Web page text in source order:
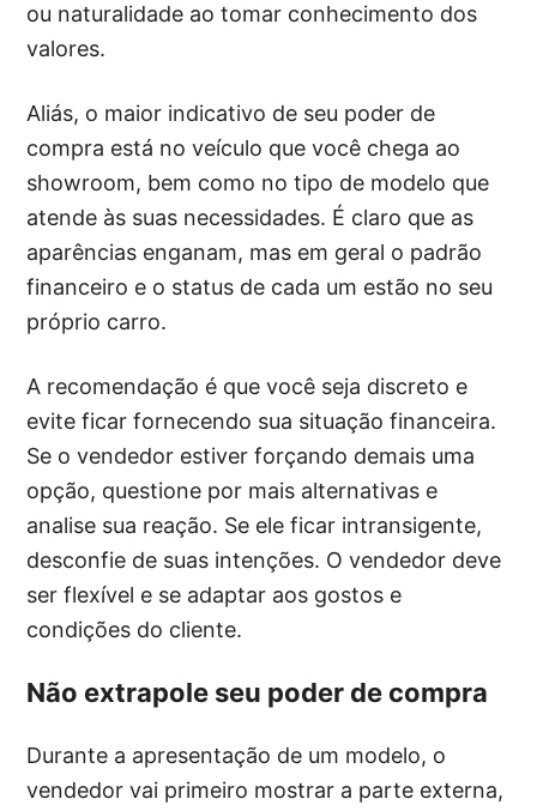
ou naturalidade ao tomar conhecimento dos
valores.
Aliás, o maior indicativo de seu poder de
compra está no veículo que você chega ao
showroom, bem como no tipo de modelo que
atende às suas necessidades. É claro que as
aparências enganam, mas em geral o padrão
financeiro e o status de cada um estão no seu
próprio carro.
A recomendação é que você seja discreto e
evite ficar fornecendo sua situação financeira.
Se o vendedor estiver forçando demais uma
opção, questione por mais alternativas e
analise sua reação. Se ele ficar intransigente,
desconfie de suas intenções. O vendedor deve
ser flexível e se adaptar aos gostos e
condições do cliente.
Não extrapole seu poder de compra
Durante a apresentação de um modelo, o
vendedor vai primeiro mostrar a parte externa,